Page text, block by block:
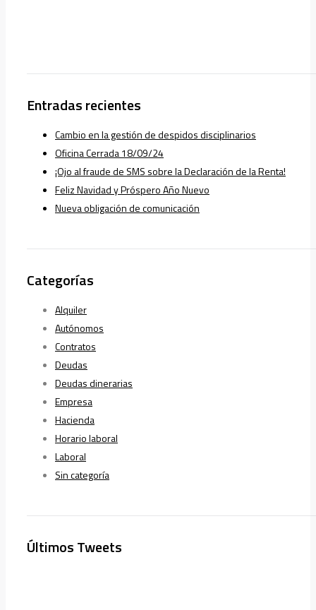
Entradas recientes
Cambio en la gestión de despidos disciplinarios
Oficina Cerrada 18/09/24
¡Ojo al fraude de SMS sobre la Declaración de la Renta!
Feliz Navidad y Próspero Año Nuevo
Nueva obligación de comunicación
Categorías
Alquiler
Autónomos
Contratos
Deudas
Deudas dinerarias
Empresa
Hacienda
Horario laboral
Laboral
Sin categoría
Últimos Tweets